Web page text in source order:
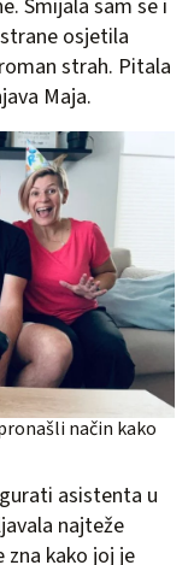
Smijala sam se i
osjetila
strah. Pitala
Maja.
način kako
asistenta u
najteže
zna kako joj je